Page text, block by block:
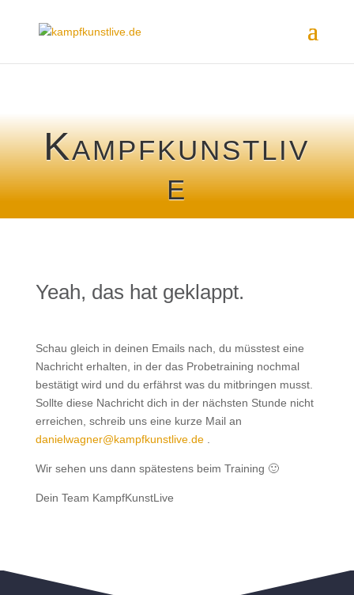
Kampfkunstliv
e
Yeah, das hat geklappt.
Schau gleich in deinen Emails nach, du müsstest eine
Nachricht erhalten, in der das Probetraining nochmal
bestätigt wird und du erfährst was du mitbringen musst.
Sollte diese Nachricht dich in der nächsten Stunde nicht
erreichen, schreib uns eine kurze Mail an
danielwagner@kampfkunstlive.de.
Wir sehen uns dann spätestens beim Training 🙂
Dein Team KampfKunstLive